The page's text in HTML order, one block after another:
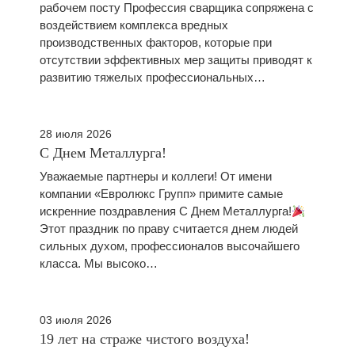
рабочем посту Профессия сварщика сопряжена с
воздействием комплекса вредных
производственных факторов, которые при
отсутствии эффективных мер защиты приводят к
развитию тяжелых профессиональных…
28 июля 2026
С Днем Металлурга!
Уважаемые партнеры и коллеги! От имени
компании «Евролюкс Групп» примите самые
искренние поздравления С Днем Металлурга!
Этот праздник по праву считается днем людей
сильных духом, профессионалов высочайшего
класса. Мы высоко…
03 июля 2026
19 лет на страже чистого воздуха!